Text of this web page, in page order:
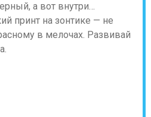
а вот внутри…
принт на зонтике — не
в мелочах. Развивай